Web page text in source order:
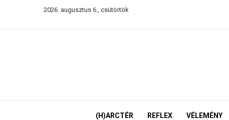
2026. augusztus 6., csütörtök
(H)ARCTÉR REFLEX VÉLEMÉNY